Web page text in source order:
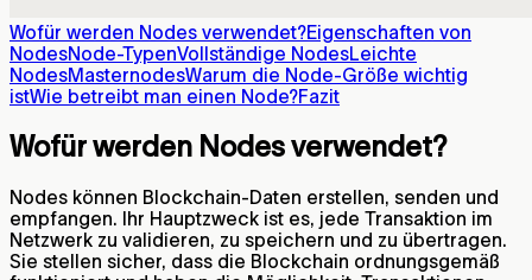
Wofür werden Nodes verwendet?Eigenschaften von
NodesNode-TypenVollständige NodesLeichte
NodesMasternodesWarum die Node-Größe wichtig
istWie betreibt man einen Node?Fazit
Wofür werden Nodes verwendet?
Nodes können Blockchain-Daten erstellen, senden und
empfangen. Ihr Hauptzweck ist es, jede Transaktion im
Netzwerk zu validieren, zu speichern und zu übertragen.
Sie stellen sicher, dass die Blockchain ordnungsgemäß